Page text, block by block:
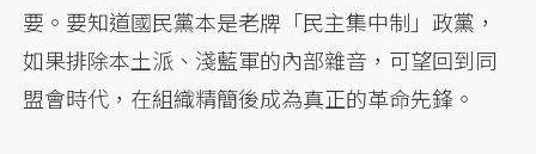
要。要知道國民黨本是老牌「民主集中制」政黨，
如果排除本土派、淺藍軍的內部雜音，可望回到同
盟會時代，在組織精簡後成為真正的革命先鋒。